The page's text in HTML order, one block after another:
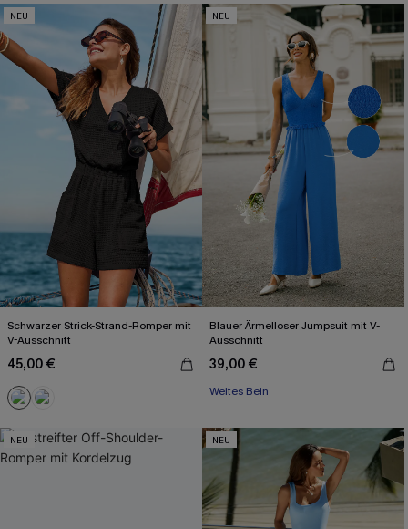
NEU
Schwarzer Strick-Strand-Romper mit
V-Ausschnitt
45,00 €
NEU
Blauer Ärmelloser Jumpsuit mit V-
Ausschnitt
39,00 €
Weites Bein
NEU NEU